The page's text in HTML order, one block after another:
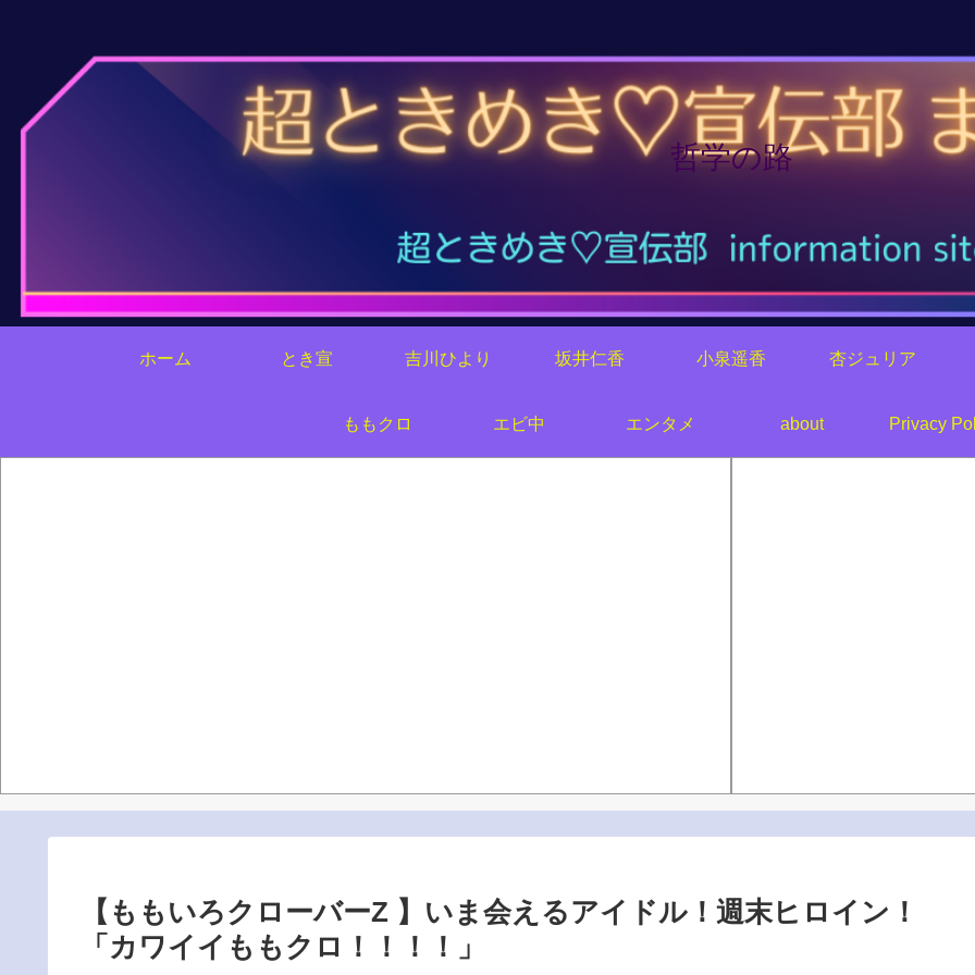
哲学の路
ホーム とき宣 吉川ひより 坂井仁香 小泉遥香 杏ジュリア
ももクロ エビ中 エンタメ about Privacy
【ももいろクローバーZ 】いま会えるアイドル！週末ヒロイン！
「カワイイももクロ！！！！」